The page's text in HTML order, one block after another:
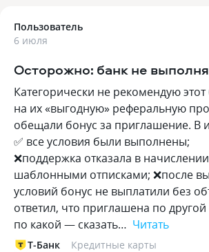
Пользователь
6 июля
Осторожно: банк не
Категорически не рекомендую
на их «выгодную» реферальную
обещали бонус за приглашение. В
✅️ все условия были выполнены;
❌️поддержка отказала в
шаблонными отписками; ❌️после
условий бонус не выплатили без
ответил, что приглашена по другой
по какой — сказать… Читать
Т-Банк Кредитные карты